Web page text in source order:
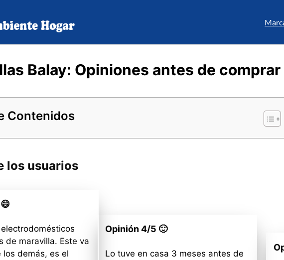
Balay: Opiniones antes de comprar
Contenidos
los usuarios
de maravilla. Este va
los demás, es el
Opinión 4/5 🙂
Lo tuve en casa 3 meses antes de